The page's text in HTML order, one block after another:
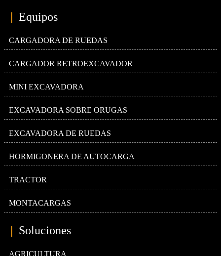
| Equipos
CARGADORA DE RUEDAS
CARGADOR RETROEXCAVADOR
MINI EXCAVADORA
EXCAVADORA SOBRE ORUGAS
EXCAVADORA DE RUEDAS
HORMIGONERA DE AUTOCARGA
TRACTOR
MONTACARGAS
Soluciones
AGRICULTURA